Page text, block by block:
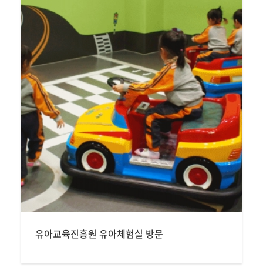
유아교육진흥원 유아체험실 방문